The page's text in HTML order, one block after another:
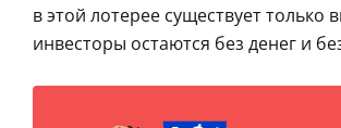
в этой лотерее существует только
инвесторы остаются без денег и